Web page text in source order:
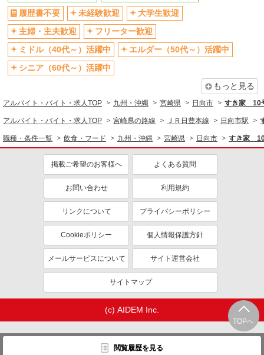
車通勤OK
扶養内勤務OK
交通費支給
社会保険あり
まかない・食事補助
社員登用あり
TOPへ
閲覧履歴を見る
履歴書不要
未経験歓迎
大学生歓迎
主婦・主夫歓迎
フリーター歓迎
ミドル（40代～）活躍中
エルダー（50代～）活躍中
シニア（60代～）活躍中
もっと見る
アルバイト・バイト・求人TOP 九州・沖縄 宮崎県 日向市 すき家 10
アルバイト・バイト・求人TOP 宮崎県の路線 ＪＲ日豊本線 日向市駅
職種・条件一覧 飲食・フード 九州・沖縄 宮崎県 日向市 すき家 10
掲載ご希望のお客様へ よくある質問
お問い合わせ 利用規約
リンクについて プライバシーポリシー
Cookieポリシー 個人情報保護方針
メールサービスについて サイト運営会社
サイトマップ
(c) AIDEM Inc.